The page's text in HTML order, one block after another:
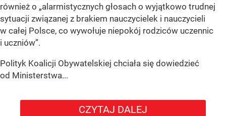
również o „alarmistycznych głosach o wyjątkowo trudnej
sytuacji związanej z brakiem nauczycielek i nauczycieli
w całej Polsce, co wywołuje niepokój rodziców uczennic
i uczniów”.
Polityk Koalicji Obywatelskiej chciała się dowiedzieć
od Ministerstwa...
CZYTAJ DALEJ